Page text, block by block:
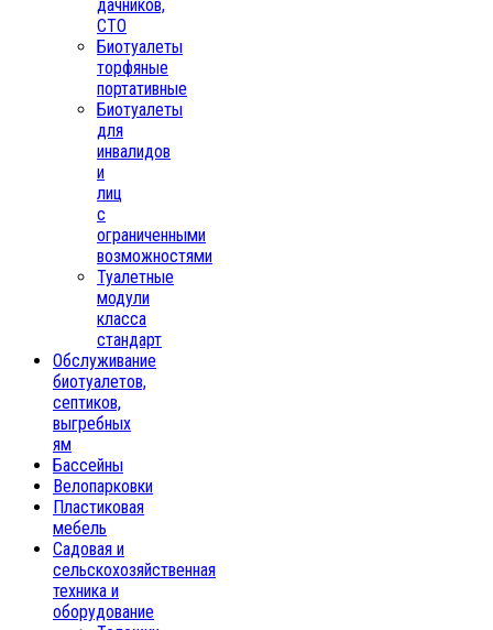
дачников,
СТО
Биотуалеты
торфяные
портативные
Биотуалеты
для
инвалидов
и
лиц
с
ограниченными
возможностями
Туалетные
модули
класса
стандарт
Обслуживание
биотуалетов,
септиков,
выгребных
ям
Бассейны
Велопарковки
Пластиковая
мебель
Садовая и
сельскохозяйственная
техника и
оборудование